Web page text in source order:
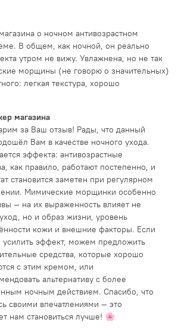
о ночном антивозрастном
В общем, как ночной, он реально
утром не вижу. Увлажнена, но не так
морщины (не говорю о значительных)
легкая текстура, хорошо
магазина
за Ваш отзыв! Рады, что данный
Вам в качестве ночного ухода.
эффекта: антивозрастные
как правило, работают постепенно, и
становится заметен при регулярном
Мимические морщинки особенно
— на их выраженность влияет не
но и образ жизни, уровень
кожи и внешние факторы. Если
усилить эффект, можем предложить
средства, которые хорошо
с этим кремом, или
альтернативу с более
ночным действием. Спасибо, что
своими впечатлениями — это
нам становиться лучше! 🌸